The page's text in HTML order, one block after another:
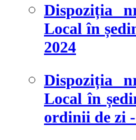
Dispoziția
Local în
2024
Dispoziția
Local în
ordinii de zi